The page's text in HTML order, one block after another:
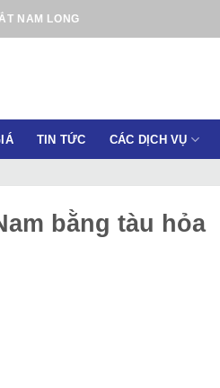
NAM LONG
TIN TỨC CÁC DỊCH VỤ
bằng tàu hỏa